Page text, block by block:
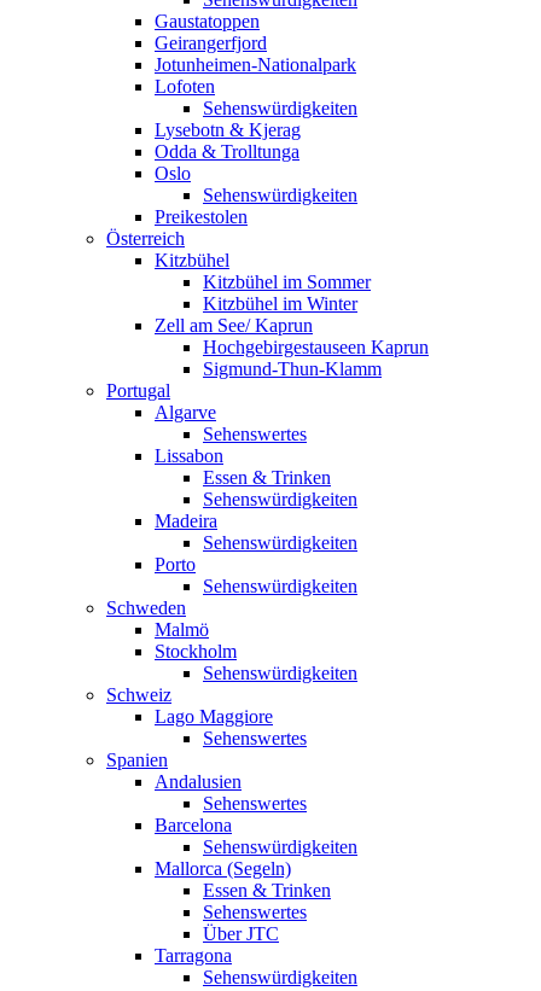
Gaustatoppen
Geirangerfjord
Jotunheimen-Nationalpark
Lofoten
Sehenswürdigkeiten
Lysebotn & Kjerag
Odda & Trolltunga
Oslo
Sehenswürdigkeiten
Preikestolen
Österreich
Kitzbühel
Kitzbühel im Sommer
Kitzbühel im Winter
Zell am See/ Kaprun
Hochgebirgestauseen Kaprun
Sigmund-Thun-Klamm
Portugal
Algarve
Sehenswertes
Lissabon
Essen & Trinken
Sehenswürdigkeiten
Madeira
Sehenswürdigkeiten
Porto
Sehenswürdigkeiten
Schweden
Malmö
Stockholm
Sehenswürdigkeiten
Schweiz
Lago Maggiore
Sehenswertes
Spanien
Andalusien
Sehenswertes
Barcelona
Sehenswürdigkeiten
Mallorca (Segeln)
Essen & Trinken
Sehenswertes
Über JTC
Tarragona
Sehenswürdigkeiten